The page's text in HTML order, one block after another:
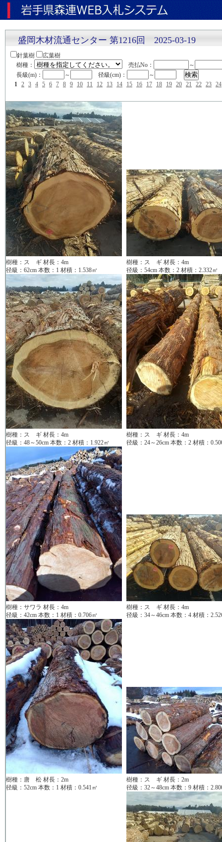
盛岡木材流通センター 第1216回 2025-03-19
針葉樹
広葉樹
樹種：
売払No：
～
長級(m)：
～ 径級(cm)：
～
1 2 3 4 5 6 7 8 9 10 11 12 13 14 15 16 17 18 19 20 21 22 23 24
樹種：ス ギ 材長：4m
径級：62cm 本数：1 材積：1.538㎥
樹種：ス ギ 材長：4m
径級：54cm 本数：2 材積：2.332㎥
樹種：ス ギ 材長：4m
径級：48～50cm 本数：2 材積：1.922㎥
樹種：ス ギ 材長：4m
径級：24～26cm 本数：2 材積：
樹種：サワラ 材長：4m
径級：42cm 本数：1 材積：0.706㎥
樹種：ス ギ 材長：4m
径級：34～46cm 本数：4 材積：
樹種：唐 松 材長：2m
径級：52cm 本数：1 材積：0.541㎥
樹種：ス ギ 材長：2m
径級：32～48cm 本数：9 材積：